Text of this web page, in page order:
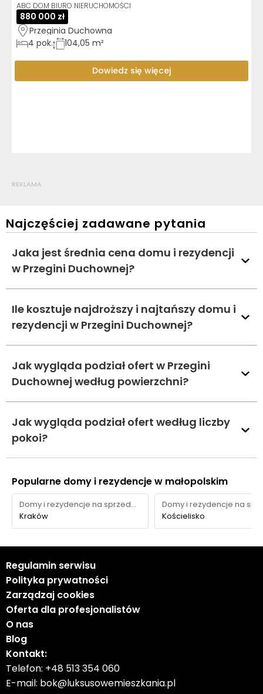
ABC DOM BIURO NIERUCHOMOŚCI
880 000 zł
Przeginia Duchowna
4 pok. 104,05 m²
Dowiedz się więcej
REKLAMA
Najczęściej zadawane pytania
Jaka jest średnia cena domu i rezydencji
w Przegini Duchownej?
Ile kosztuje najdroższy i najtańszy domu i
rezydencji w Przegini Duchownej?
Jak wygląda podział ofert w Przegini
Duchownej według powierzchni?
Jak wygląda podział ofert według liczby
pokoi?
Popularne domy i rezydencje w małopolskim
Domy i rezydencje na sprzedaż
Kraków
Kościelisko
Regulamin serwisu
Polityka prywatności
Zarządzaj cookies
Oferta dla profesjonalistów
O nas
Blog
Kontakt:
Telefon: +48 513 354 060
E-mail: bok@luksusowemieszkania.pl